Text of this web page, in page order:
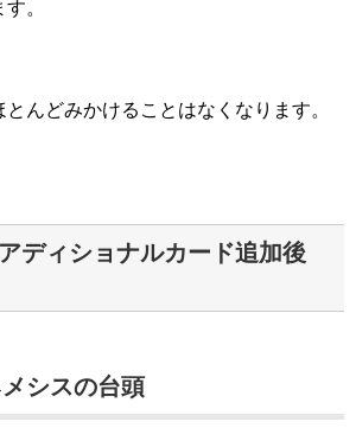
。
んどみかけることはなくなります。
ディショナルカード追加後
シスの台頭